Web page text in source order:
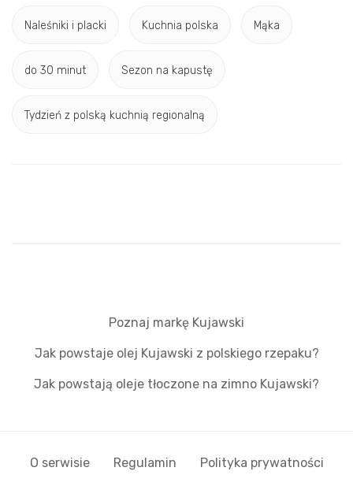
Naleśniki i placki Kuchnia polska Mąka
do 30 minut Sezon na kapustę
Tydzień z polską kuchnią regionalną
Poznaj markę Kujawski
Jak powstaje olej Kujawski z polskiego rzepaku?
Jak powstają oleje tłoczone na zimno Kujawski?
O serwisie Regulamin Polityka prywatności